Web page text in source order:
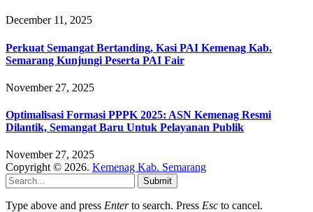
December 11, 2025
Perkuat Semangat Bertanding, Kasi PAI Kemenag Kab.
Semarang Kunjungi Peserta PAI Fair
November 27, 2025
Optimalisasi Formasi PPPK 2025: ASN Kemenag Resmi
Dilantik, Semangat Baru Untuk Pelayanan Publik
November 27, 2025
Copyright © 2026. Kemenag Kab. Semarang
Submit
Type above and press Enterto search. Press Esc to cancel.